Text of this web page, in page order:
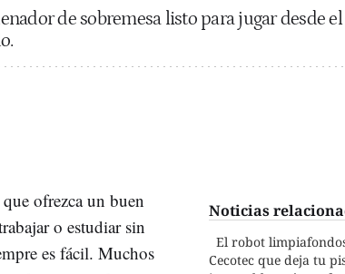
de sobremesa listo para jugar desde
Noticias
El robot
Cecotec que deja tu
ofrezca un buen
o estudiar sin
es fácil. Muchos